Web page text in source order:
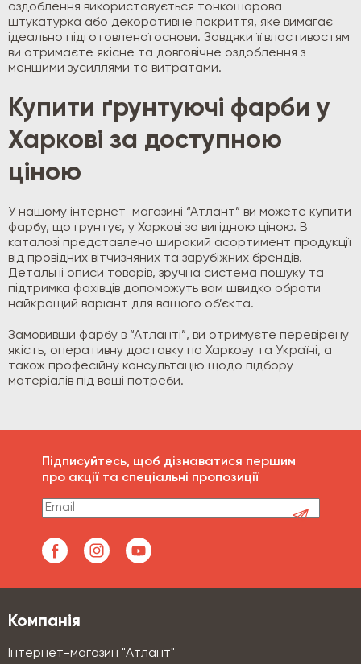
оздоблення використовується тонкошарова
штукатурка або декоративне покриття, яке вимагає
ідеально підготовленої основи. Завдяки її властивостям
ви отримаєте якісне та довговічне оздоблення з
меншими зусиллями та витратами.
Купити ґрунтуючі фарби у
Харкові за доступною
ціною
У нашому інтернет-магазині “Атлант” ви можете купити
фарбу, що грунтує, у Харкові за вигідною ціною. В
каталозі представлено широкий асортимент продукції
від провідних вітчизняних та зарубіжних брендів.
Детальні описи товарів, зручна система пошуку та
підтримка фахівців допоможуть вам швидко обрати
найкращий варіант для вашого об’єкта.
Замовивши фарбу в “Атланті”, ви отримуєте перевірену
якість, оперативну доставку по Харкову та Україні, а
також професійну консультацію щодо підбору
матеріалів під ваші потреби.
Підписуйтесь, щоб дізнаватися першим
про акції та спеціальні пропозиції
Компанія
Інтернет-магазин "Атлант"